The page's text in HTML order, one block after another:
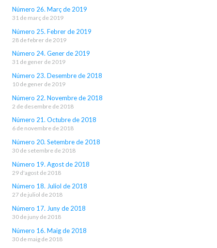
Número 26. Març de 2019
31 de març de 2019
Número 25. Febrer de 2019
28 de febrer de 2019
Número 24. Gener de 2019
31 de gener de 2019
Número 23. Desembre de 2018
10 de gener de 2019
Número 22. Novembre de 2018
2 de desembre de 2018
Número 21. Octubre de 2018
6 de novembre de 2018
Número 20. Setembre de 2018
30 de setembre de 2018
Número 19. Agost de 2018
29 d'agost de 2018
Número 18. Juliol de 2018
27 de juliol de 2018
Número 17. Juny de 2018
30 de juny de 2018
Número 16. Maig de 2018
30 de maig de 2018